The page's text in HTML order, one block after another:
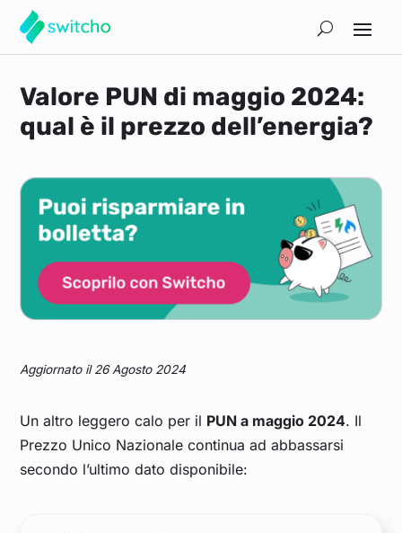
Valore PUN di maggio 2024:
qual è il prezzo dell’energia?
Aggiornato il 26 Agosto 2024
Un altro leggero calo per il PUN a maggio 2024. Il
Prezzo Unico Nazionale continua ad abbassarsi
secondo l’ultimo dato disponibile: